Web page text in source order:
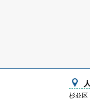
杉並区